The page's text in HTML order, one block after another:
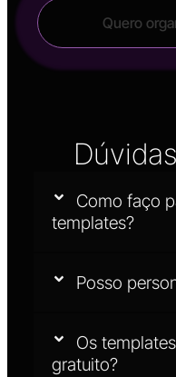
Quero
Como faço
templates?
Posso
Os
gratuito?